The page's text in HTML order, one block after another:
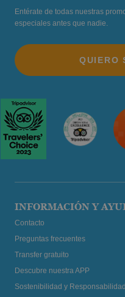
Entérate de todas nuestras
especiales antes que nadie.
INFORMACIÓN Y
Contacto
Preguntas frecuentes
Transfer gratuito
Descubre nuestra APP
Sostenibilidad y